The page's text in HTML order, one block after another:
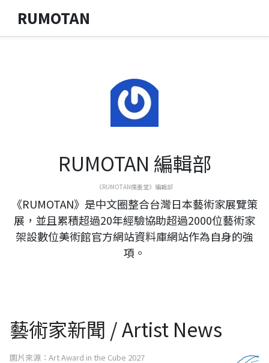
RUMOTAN
RUMOTAN 編輯部
《RUMOTAN儒墨堂》編輯部
《RUMOTAN》是中文圈整合台灣日本藝術家展覽策
展，並且累積超過20年經驗協助超過2000位藝術家
架設數位美術館官方網站資料庫網站作為自身的強
項。
藝術家新聞 / Artist News
圖片來源：Art Award in the Cube 2027